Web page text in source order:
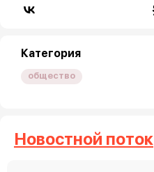
Категория
общество
Новостной поток